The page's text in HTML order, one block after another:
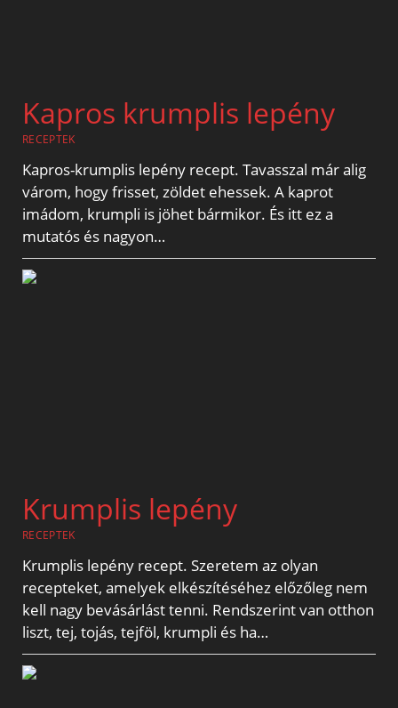
Kapros krumplis lepény
RECEPTEK
Kapros-krumplis lepény recept. Tavasszal már alig
várom, hogy frisset, zöldet ehessek. A kaprot
imádom, krumpli is jöhet bármikor. És itt ez a
mutatós és nagyon…
Krumplis lepény
RECEPTEK
Krumplis lepény recept. Szeretem az olyan
recepteket, amelyek elkészítéséhez előzőleg nem
kell nagy bevásárlást tenni. Rendszerint van otthon
liszt, tej, tojás, tejföl, krumpli és ha…